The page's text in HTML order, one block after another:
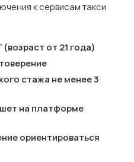
к сервисам такси
от 21 года)
стажа не менее 3
на платформе
ориентироваться